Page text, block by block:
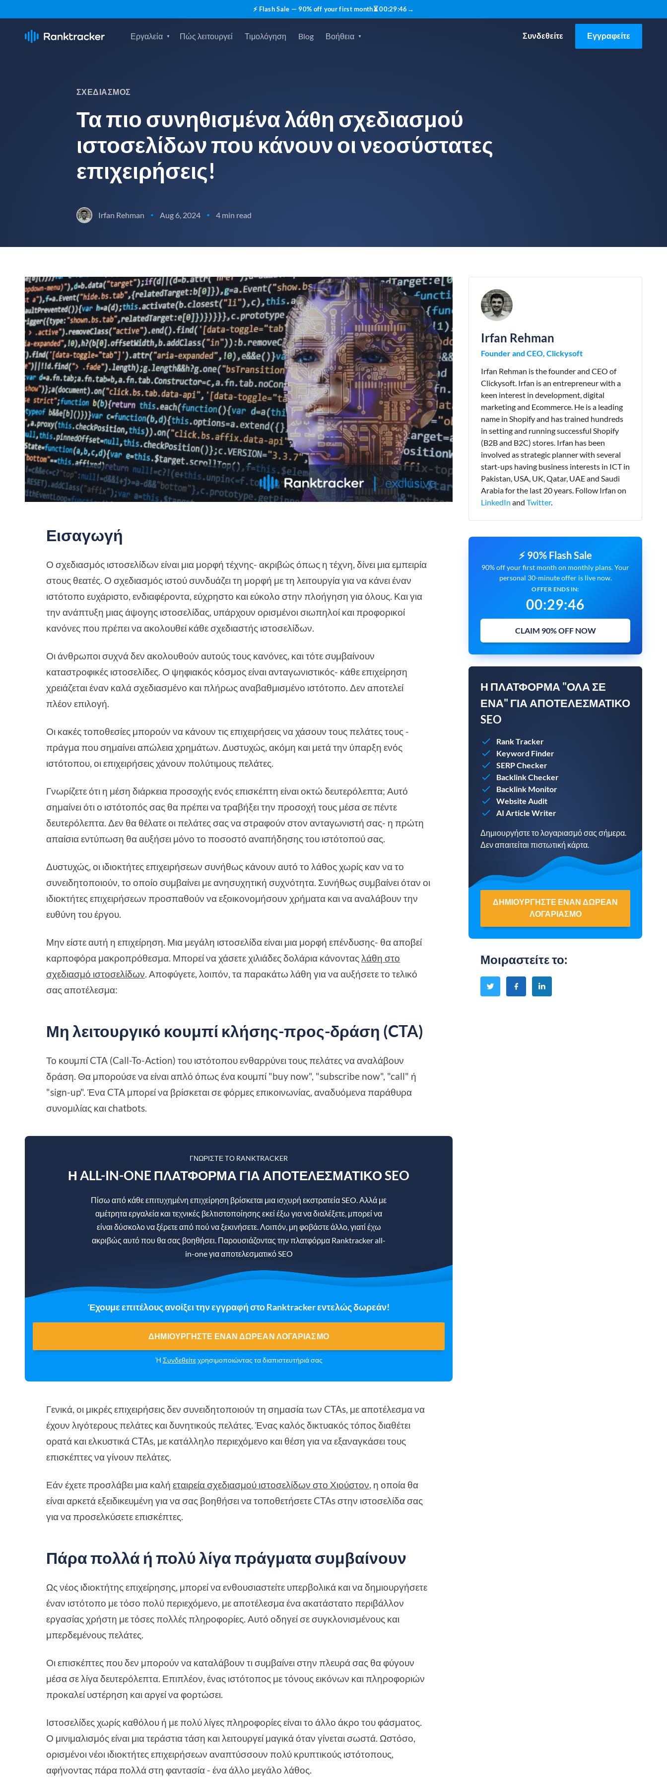
⚡ Flash Sale — 90% off your first month⏳00:29:45 →
Εργαλεία Πώς λειτουργεί Τιμολόγηση Blog Βοήθεια Συνδεθείτε Εγγραφείτε
ΣΧΕΔΙΑΣΜΌΣ
Τα πιο συνηθισμένα λάθη σχεδιασμού
ιστοσελίδων που κάνουν οι νεοσύστατες
επιχειρήσεις!
Irfan Rehman • Aug 6, 2024 • 4 min read
Εισαγωγή
Ο σχεδιασμός ιστοσελίδων είναι μια μορφή τέχνης- ακριβώς όπως η τέχνη, δίνει μια εμπειρία
στους θεατές. Ο σχεδιασμός ιστού συνδυάζει τη μορφή με τη λειτουργία για να κάνει έναν
ιστότοπο ευχάριστο, ενδιαφέροντα, εύχρηστο και εύκολο στην πλοήγηση για όλους. Και για
την ανάπτυξη μιας άψογης ιστοσελίδας, υπάρχουν ορισμένοι σιωπηλοί και προφορικοί
κανόνες που πρέπει να ακολουθεί κάθε σχεδιαστής ιστοσελίδων.
Οι άνθρωποι συχνά δεν ακολουθούν αυτούς τους κανόνες, και τότε συμβαίνουν
καταστροφικές ιστοσελίδες. Ο ψηφιακός κόσμος είναι ανταγωνιστικός- κάθε επιχείρηση
χρειάζεται έναν καλά σχεδιασμένο και πλήρως αναβαθμισμένο ιστότοπο. Δεν αποτελεί
πλέον επιλογή.
Οι κακές τοποθεσίες μπορούν να κάνουν τις επιχειρήσεις να χάσουν τους πελάτες τους -
πράγμα που σημαίνει απώλεια χρημάτων. Δυστυχώς, ακόμη και μετά την ύπαρξη ενός
ιστότοπου, οι επιχειρήσεις χάνουν πολύτιμους πελάτες.
Γνωρίζετε ότι η μέση διάρκεια προσοχής ενός επισκέπτη είναι οκτώ δευτερόλεπτα; Αυτό
σημαίνει ότι ο ιστότοπός σας θα πρέπει να τραβήξει την προσοχή τους μέσα σε πέντε
δευτερόλεπτα. Δεν θα θέλατε οι πελάτες σας να στραφούν στον ανταγωνιστή σας- η πρώτη
απαίσια εντύπωση θα αυξήσει μόνο το ποσοστό αναπήδησης του ιστότοπού σας.
Δυστυχώς, οι ιδιοκτήτες επιχειρήσεων συνήθως κάνουν αυτό το λάθος χωρίς καν να το
συνειδητοποιούν, το οποίο συμβαίνει με ανησυχητική συχνότητα. Συνήθως συμβαίνει όταν οι
ιδιοκτήτες επιχειρήσεων προσπαθούν να εξοικονομήσουν χρήματα και να αναλάβουν την
ευθύνη του έργου.
Μην είστε αυτή η επιχείρηση. Μια μεγάλη ιστοσελίδα είναι μια μορφή επένδυσης- θα αποβεί
καρποφόρα μακροπρόθεσμα. Μπορεί να χάσετε χιλιάδες δολάρια κάνοντας λάθη στο
σχεδιασμό ιστοσελίδων . Αποφύγετε, λοιπόν, τα παρακάτω λάθη για να αυξήσετε το τελικό
σας αποτέλεσμα:
Μη λειτουργικό κουμπί κλήσης-προς-δράση (CTA)
Το κουμπί CTA (Call-To-Action) του ιστότοπου ενθαρρύνει τους πελάτες να αναλάβουν
δράση. Θα μπορούσε να είναι απλό όπως ένα κουμπί "buy now", "subscribe now", "call" ή
"sign-up". Ένα CTA μπορεί να βρίσκεται σε φόρμες επικοινωνίας, αναδυόμενα παράθυρα
συνομιλίας και chatbots.
ΓΝΩΡΊΣΤΕ ΤΟ RANKTRACKER
Η ALL-IN-ONE ΠΛΑΤΦΌΡΜΑ ΓΙΑ ΑΠΟΤΕΛΕΣΜΑΤΙΚΌ SEO
Πίσω από κάθε επιτυχημένη επιχείρηση βρίσκεται μια ισχυρή εκστρατεία SEO. Αλλά με
αμέτρητα εργαλεία και τεχνικές βελτιστοποίησης εκεί έξω για να διαλέξετε, μπορεί να
είναι δύσκολο να ξέρετε από πού να ξεκινήσετε. Λοιπόν, μη φοβάστε άλλο, γιατί έχω
ακριβώς αυτό που θα σας βοηθήσει. Παρουσιάζοντας την πλατφόρμα Ranktracker all-
in-one για αποτελεσματικό SEO
Έχουμε επιτέλους ανοίξει την εγγραφή στο Ranktracker εντελώς δωρεάν!
ΔΗΜΙΟΥΡΓΉΣΤΕ ΈΝΑΝ ΔΩΡΕΆΝ ΛΟΓΑΡΙΑΣΜΌ
Ή Συνδεθείτεχρησιμοποιώντας τα διαπιστευτήριά σας
Γενικά, οι μικρές επιχειρήσεις δεν συνειδητοποιούν τη σημασία των CTAs, με αποτέλεσμα να
έχουν λιγότερους πελάτες και δυνητικούς πελάτες. Ένας καλός δικτυακός τόπος διαθέτει
ορατά και ελκυστικά CTAs, με κατάλληλο περιεχόμενο και θέση για να εξαναγκάσει τους
επισκέπτες να γίνουν πελάτες.
Εάν έχετε προσλάβει μια καλήεταιρεία σχεδιασμού ιστοσελίδων στο Χιούστον , η οποία θα
είναι αρκετά εξειδικευμένη για να σας βοηθήσει να τοποθετήσετε CTAs στην ιστοσελίδα σας
για να προσελκύσετε επισκέπτες.
Πάρα πολλά ή πολύ λίγα πράγματα συμβαίνουν
Ως νέος ιδιοκτήτης επιχείρησης, μπορεί να ενθουσιαστείτε υπερβολικά και να δημιουργήσετε
έναν ιστότοπο με τόσο πολύ περιεχόμενο, με αποτέλεσμα ένα ακατάστατο περιβάλλον
εργασίας χρήστη με τόσες πολλές πληροφορίες. Αυτό οδηγεί σε συγκλονισμένους και
μπερδεμένους πελάτες.
Οι επισκέπτες που δεν μπορούν να καταλάβουν τι συμβαίνει στην πλευρά σας θα φύγουν
μέσα σε λίγα δευτερόλεπτα. Επιπλέον, ένας ιστότοπος με τόνους εικόνων και πληροφοριών
προκαλεί υστέρηση και αργεί να φορτώσει.
Ιστοσελίδες χωρίς καθόλου ή με πολύ λίγες πληροφορίες είναι το άλλο άκρο του φάσματος.
Ο μινιμαλισμός είναι μια τεράστια τάση και λειτουργεί μαγικά όταν γίνεται σωστά. Ωστόσο,
ορισμένοι νέοι ιδιοκτήτες επιχειρήσεων αναπτύσσουν πολύ κρυπτικούς ιστότοπους,
αφήνοντας πάρα πολλά στη φαντασία - ένα άλλο μεγάλο λάθος.
Irfan Rehman
Founder and CEO, Clickysoft
Irfan Rehman is the founder and CEO of
Clickysoft. Irfan is an entrepreneur with a
keen interest in development, digital
marketing and Ecommerce. He is a leading
name in Shopify and has trained hundreds
in setting and running successful Shopify
(B2B and B2C) stores. Irfan has been
involved as strategic planner with several
start-ups having business interests in ICT in
Pakistan, USA, UK, Qatar, UAE and Saudi
Arabia for the last 20 years. Follow Irfan on
LinkedIn and Twitter.
⚡ 90% Flash Sale
90% off your first month on monthly plans. Your
personal 30-minute offer is live now.
OFFER ENDS IN:
00:29:45
CLAIM 90% OFF NOW
Η ΠΛΑΤΦΌΡΜΑ "ΌΛΑ ΣΕ
ΈΝΑ" ΓΙΑ ΑΠΟΤΕΛΕΣΜΑΤΙΚΌ
SEO
Rank Tracker
Keyword Finder
SERP Checker
Backlink Checker
Backlink Monitor
Website Audit
AI Article Writer
Δημιουργήστε το λογαριασμό σας σήμερα.
Δεν απαιτείται πιστωτική κάρτα.
ΔΗΜΙΟΥΡΓΉΣΤΕ ΈΝΑΝ ΔΩΡΕΆΝ
ΛΟΓΑΡΙΑΣΜΌ
Μοιραστείτε το: